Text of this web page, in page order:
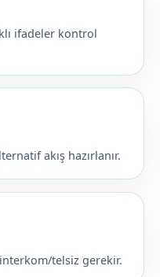
ifadeler kontrol
akış hazırlanır.
telsiz gerekir.